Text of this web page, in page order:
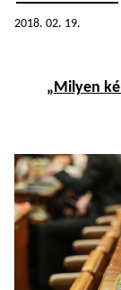
2018. 02. 19.
„Milyen